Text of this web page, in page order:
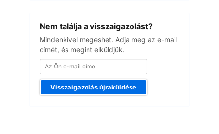
Nem találja a visszaigazolást?
Mindenkivel megeshet. Adja meg az e-mail
címét, és megint elküldjük.
Visszaigazolás újraküldése